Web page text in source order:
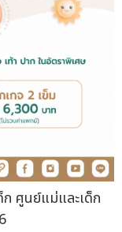
ก ศูนย์แม่และเด็ก